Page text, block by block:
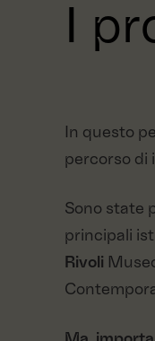
I
In questo
percorso di
Sono state
principali
Rivoli